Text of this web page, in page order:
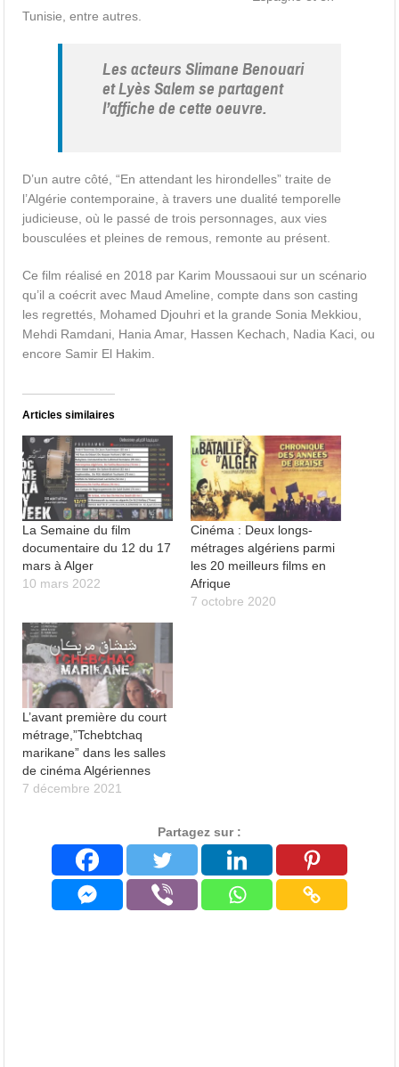
Tunisie, entre autres.
Les acteurs Slimane Benouari
et Lyès Salem se partagent
l’affiche de cette oeuvre.
D’un autre côté, “En attendant les hirondelles” traite de
l’Algérie contemporaine, à travers une dualité temporelle
judicieuse, où le passé de trois personnages, aux vies
bousculées et pleines de remous, remonte au présent.
Ce film réalisé en 2018 par Karim Moussaoui sur un scénario
qu’il a coécrit avec Maud Ameline, compte dans son casting
les regrettés, Mohamed Djouhri et la grande Sonia Mekkiou,
Mehdi Ramdani, Hania Amar, Hassen Kechach, Nadia Kaci, ou
encore Samir El Hakim.
Articles similaires
La Semaine du film
documentaire du 12 du 17
mars à Alger
10 mars 2022
Cinéma : Deux longs-
métrages algériens parmi
les 20 meilleurs films en
Afrique
7 octobre 2020
L’avant première du court
métrage,”Tchebtchaq
marikane” dans les salles
de cinéma Algériennes
7 décembre 2021
Partagez sur :